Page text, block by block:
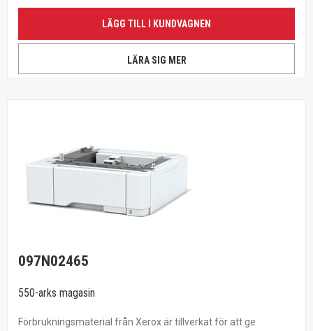
LÄGG TILL I KUNDVAGNEN
LÄRA SIG MER
097N02465
550-arks magasin
Förbrukningsmaterial från Xerox är tillverkat för att ge